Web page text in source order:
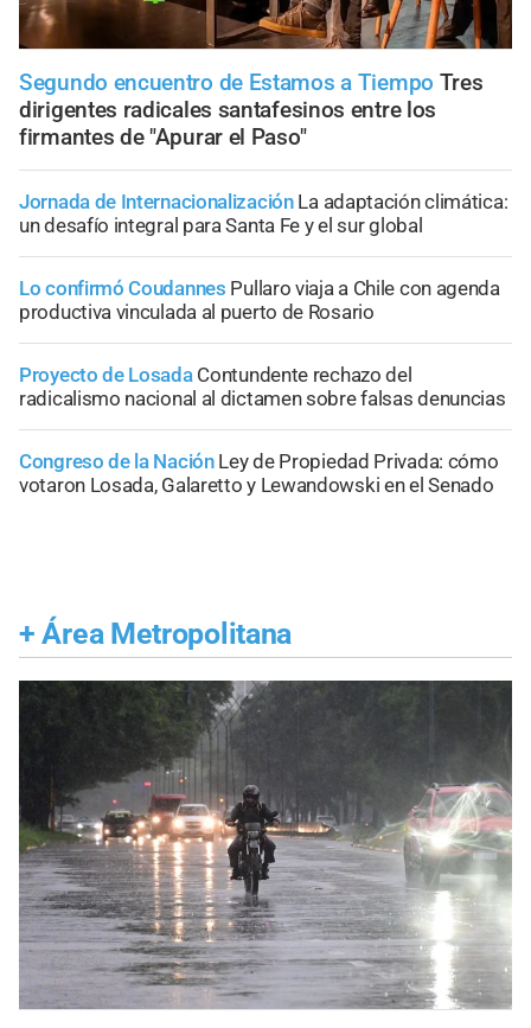
Segundo encuentro de Estamos a Tiempo Tres
dirigentes radicales santafesinos entre los
firmantes de "Apurar el Paso"
Jornada de Internacionalización La adaptación climática:
un desafío integral para Santa Fe y el sur global
Lo confirmó Coudannes Pullaro viaja a Chile con agenda
productiva vinculada al puerto de Rosario
Proyecto de Losada Contundente rechazo del
radicalismo nacional al dictamen sobre falsas denuncias
Congreso de la Nación Ley de Propiedad Privada: cómo
votaron Losada, Galaretto y Lewandowski en el Senado
+ Área Metropolitana